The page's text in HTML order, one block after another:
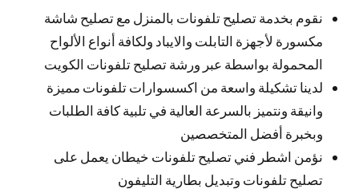
نقوم بخدمة تصليح تلفونات بالمنزل مع تصليح شاشة
مكسورة لأجهزة التابلت والايباد ولكافة أنواع الألواح
المحمولة بواسطة عبر ورشة تصليح تلفونات الكويت
لدينا تشكيلة واسعة من اكسسوارات تلفونات مميزة
وانيقة ونتميز بالسرعة العالية في تلبية كافة الطلبات
وبخبرة أفضل المتخصصين
نؤمن اشطر فني تصليح تلفونات خيطان يعمل على
تصليح تلفونات وتبديل بطارية التليفون